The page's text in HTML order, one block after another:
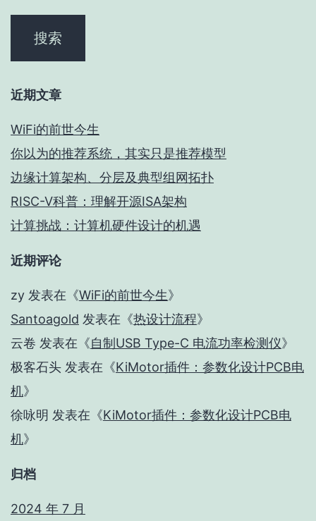
近期文章
WiFi的前世今生
你以为的推荐系统，其实只是推荐模型
边缘计算架构、分层及典型组网拓扑
RISC-V科普：理解开源ISA架构
计算挑战：计算机硬件设计的机遇
近期评论
zy 发表在《WiFi的前世今生》
Santoagold 发表在《热设计流程》
云卷 发表在《自制USB Type-C 电流功率检测仪》
极客石头 发表在《KiMotor插件：参数化设计PCB电
机》
徐咏明 发表在《KiMotor插件：参数化设计PCB电
机》
归档
2024 年 7 月